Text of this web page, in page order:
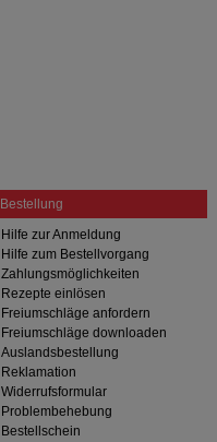
Bestellung
Hilfe zur Anmeldung
Hilfe zum Bestellvorgang
Zahlungsmöglichkeiten
Rezepte einlösen
Freiumschläge anfordern
Freiumschläge downloaden
Auslandsbestellung
Reklamation
Widerrufsformular
Problembehebung
Bestellschein